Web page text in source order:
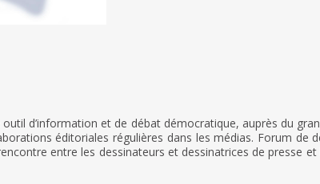
d’information et de débat démocratique, auprès du
éditoriales régulières dans les médias. Forum de
entre les dessinateurs et dessinatrices de presse et